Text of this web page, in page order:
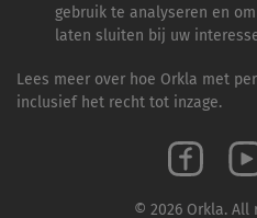
gebruik te analyseren en
laten sluiten bij uw
Lees meer over hoe Orkla met
inclusief het recht tot inzage.
© 2026 Orkla. All